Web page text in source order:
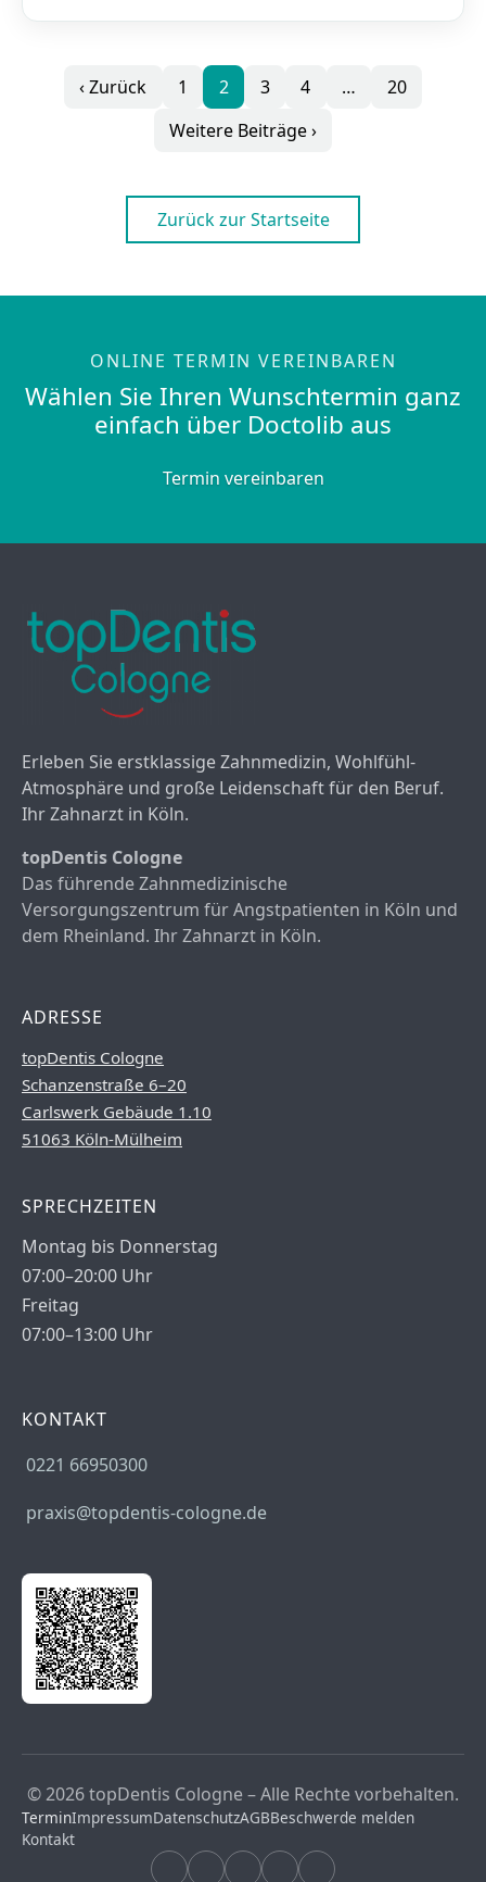
‹ Zurück 1 2 3 4 …
20
Weitere Beiträge ›
Zurück zur Startseite
ONLINE TERMIN VEREINBAREN
Wählen Sie Ihren Wunschtermin ganz
einfach über Doctolib aus
Termin vereinbaren
Erleben Sie erstklassige Zahnmedizin, Wohlfühl-
Atmosphäre und große Leidenschaft für den Beruf.
Ihr Zahnarzt in Köln.
topDentis Cologne
Das führende Zahnmedizinische
Versorgungszentrum für Angstpatienten in Köln und
dem Rheinland. Ihr Zahnarzt in Köln.
ADRESSE
topDentis Cologne
Schanzenstraße 6–20
Carlswerk Gebäude 1.10
51063 Köln-Mülheim
SPRECHZEITEN
Montag bis Donnerstag
07:00–20:00 Uhr
Freitag
07:00–13:00 Uhr
KONTAKT
0221 66950300
praxis@topdentis-cologne.de
© 2026 topDentis Cologne – Alle Rechte vorbehalten.
TerminImpressumDatenschutzAGBBeschwerde melden
Kontakt